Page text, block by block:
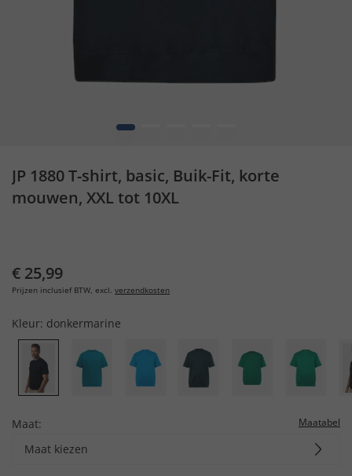
1
JP 1880 T-shirt, basic, Buik-Fit, korte
mouwen, XXL tot 10XL
€ 25,99
Prijzen inclusief BTW, excl. verzendkosten
Kleur: donkermarine
Maat: Maatabel
Maat kiezen